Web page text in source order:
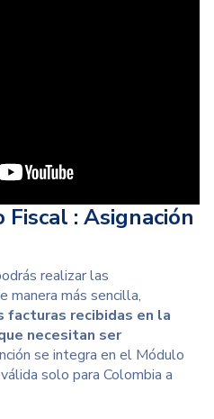
: Asignación
realizar las
manera más sencilla,
recibidas en la
necesitan ser
se integra en el Módulo
solo para Colombia a